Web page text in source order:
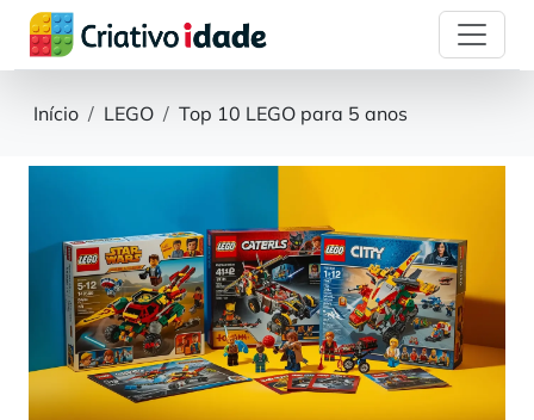
Início LEGO Top 10 LEGO para 5 anos